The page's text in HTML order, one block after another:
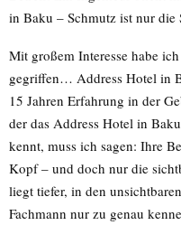
in Baku – Schmutz ist nur die
Mit großem Interesse habe
gegriffen… Address Hotel in
15 Jahren Erfahrung in der
der das Address Hotel in
kennt, muss ich sagen: Ihre
Kopf – und doch nur die
liegt tiefer, in den
Fachmann nur zu genau